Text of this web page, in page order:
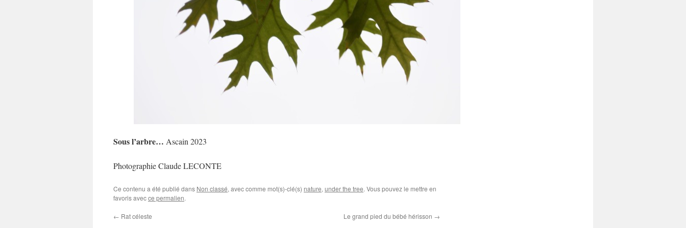
Sous l’arbre… Ascain 2023
Photographie Claude LECONTE
Ce contenu a été publié dans Non classé, avec comme mot(s)-clé(s) nature, under the tree. Vous pouvez le mettre en
favoris avecce permalien.
← Rat céleste Le grand pied du bébé hérisson →